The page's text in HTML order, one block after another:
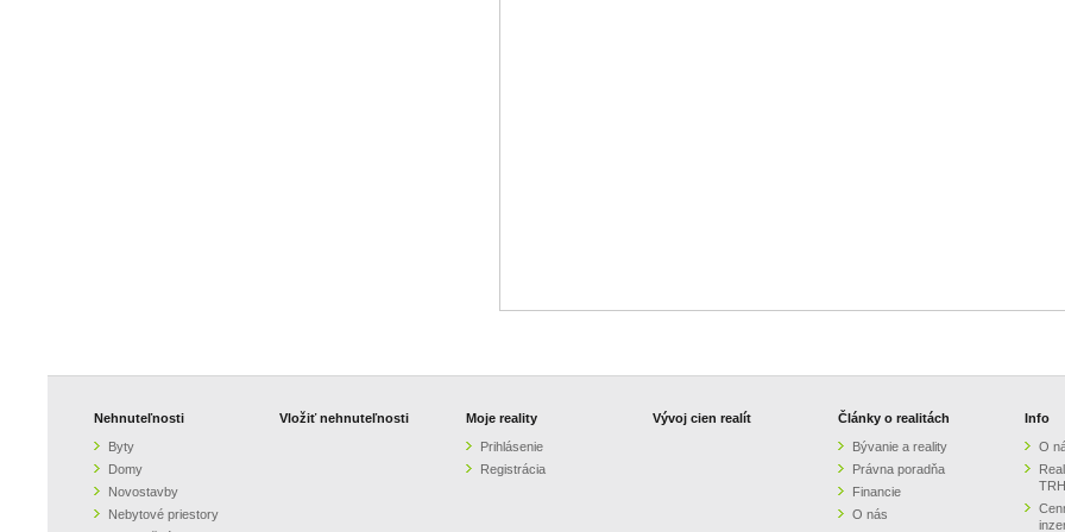
Nehnuteľnosti
Byty
Domy
Novostavby
Nebytové priestory
Vložiť nehnuteľnosti
Moje reality
Prihlásenie
Registrácia
Vývoj cien realít
Články o realitách
Bývanie a reality
Právna poradňa
Financie
O nás
Info
O